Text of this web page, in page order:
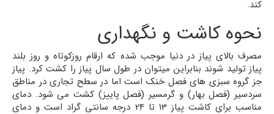
کند.
نحوه کاشت و نگهداری
مصرف بالای پیاز در دنیا موجب شده که ارقام روزکوتاه و روز بلند
پیاز تولید شوند بنابراین میتوان در طول سال پیاز را کشت کرد. پیاز
جز گروه سبزی های فصل خنک است اما در سطح تجاری در مناطق
سردسیر (فصل بهار) و گرمسیر (فصل پاییز) کشت می شود. دمای
مناسب برای کاشت پیاز 13 تا 24 درجه سانتی گراد است و دمای